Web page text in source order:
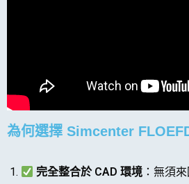
為何選擇 Simcenter
完全整合於 CAD 環境 ：無須